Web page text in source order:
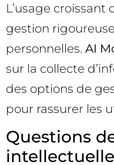
L’usage croissant
gestion
personnelles. AI
sur la collecte
des options de
pour rassurer les
Questions
intellectuelle